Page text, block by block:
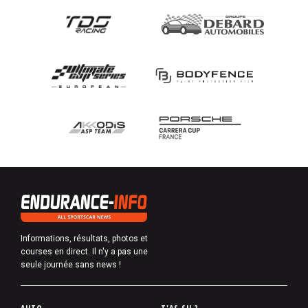
Informations, résultats, photos et
courses en direct. Il n'y a pas une
seule journée sans news !